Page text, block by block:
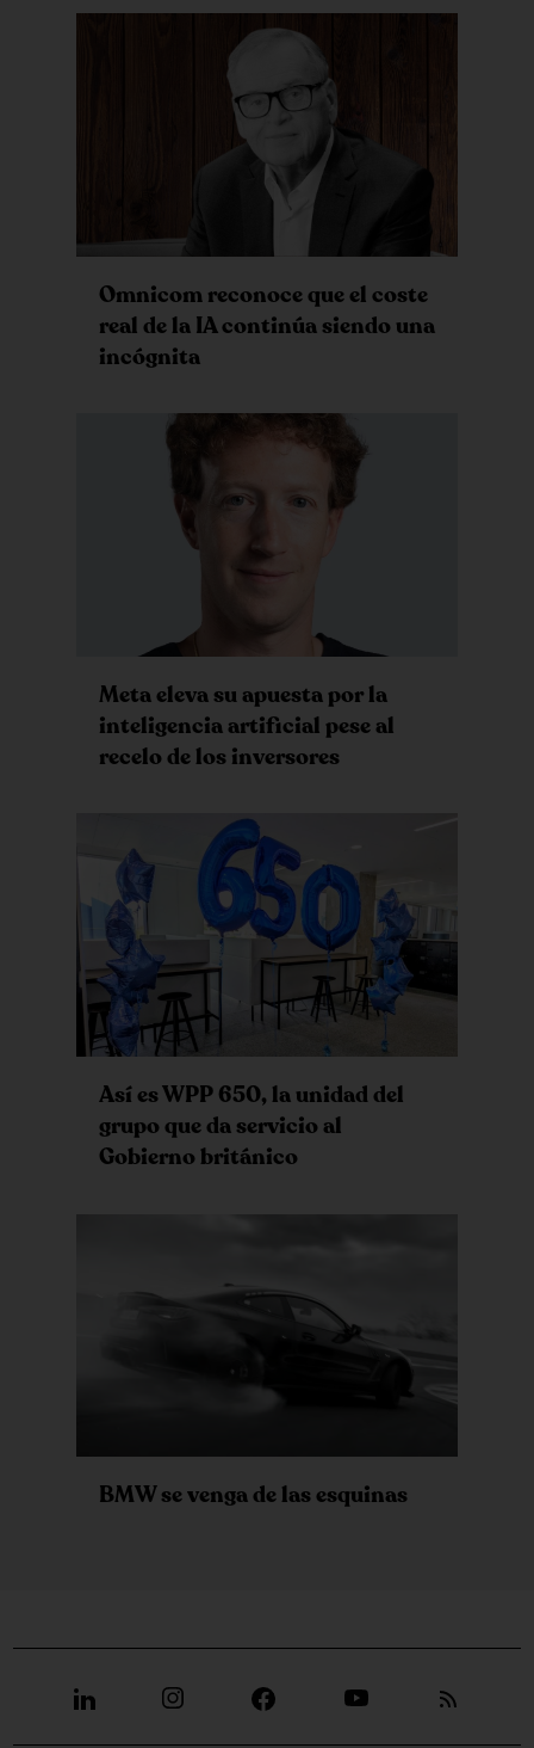
Omnicom reconoce que el coste
real de la IA continúa siendo una
incógnita
Meta eleva su apuesta por la
inteligencia artificial pese al
recelo de los inversores
Así es WPP 650, la unidad del
grupo que da servicio al
Gobierno británico
BMW se venga de las esquinas